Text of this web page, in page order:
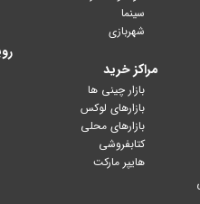
سینما
شهربازی
مراکز خرید
بازار چینی ها
بازارهای لوکس
بازارهای محلی
کتابفروشی